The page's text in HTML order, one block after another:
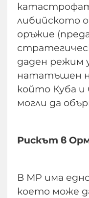
либийското
оръжие
даден режим
нататъшен
който Куба и
могли да
Рискът в
В МР има
което може